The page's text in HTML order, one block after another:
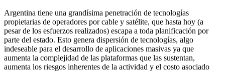
Argentina tiene una grandísima penetración de tecnologías
propietarias de operadores por cable y satélite, que hasta hoy (a
pesar de los esfuerzos realizados) escapa a toda planificación por
parte del estado. Esto genera dispersión de tecnologías, algo
indeseable para el desarrollo de aplicaciones masivas ya que
aumenta la complejidad de las plataformas que las sustentan,
aumenta los riesgos inherentes de la actividad y el costo asociado